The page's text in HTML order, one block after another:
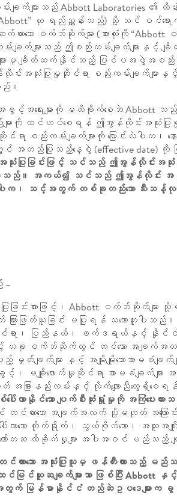
ျက်များသည် Abbott Laboratories
ဟု ရည်ညွှန်းသည်) သို့ သင် ဝင်ရ
က်ထားသော ဝက်ဘ်ဆိုက်များ (အားလုံးကို
ျက်များသည် ဤစည်းကမ်းချက်များနှင့်
ျားမှ ချိတ်ဆက်နိုင်သည့် ပြင်ပအဖွဲ့အစ
အသုံးပြုမှုဆိုင်ရာ စည်းကမ်းချက်များနှ
ည်။
ေးများကို မထိခိုက်စေဘဲ Abbott သည် နည်
ပ်နည်းများကို ထင်ဟပ်စေရန် ဤအွန်လိုင်း
းကမ်းချက်များကို ပြောင်းလဲပါက၊ နော
အတည်ပြုသည့်နေ့စွဲ (effective date) ကို
သုံးပြုခြင်းဖြင့် သင်သည် ဤအွန်လိုင်းအသုံ
ပါသည်။ အကယ်၍ သင်သည် ဤအွန်လိုင်း အသုံး
က၊ သင့်အတွက် တစ်ခုတည်းသော သီးသန့်လု
–
ခြင်းအားဖြင့်၊ Abbott ဝက်ဘ်ဆိုက်များ
ြားဖြတ်ယူခြင်း မပြုရန် သဘောတူပါသည်
င်ရာ၊ ပြည်နယ်၊ ဖက်ဒရယ်နှင့် နိုင်ငံတက
ြင့် ယခု ဝက်ဘ်ဆိုက်တွင် တင်သော အချက်အ
မှတ်ချက်များ နှင့် အမျိုးမျိုးသောအာမခံ
ချိုးဖောက်မှုဆိုင်ရာ အာမခံချက်မျာ
ခြားနည်းလမ်းနှင့် လိုက်လျောညီထွေရှိ
ါ်လာနိုင်သော ပျက်စီးဆုံးရှုံးမှုကို အကြံပေးထာ
ားသော အချက်အလက် သို့မဟုတ် အကြောင်
ာသော တိုက်ရိုက်၊ သွယ်ဝိုက်သော၊ အထူးအကျိုးဆ
တော်တဆ ထိခိုက်မှုများ အပါအဝင် မည်သည့်
သော အသုံးပြုသူမှ ဖန်တီးထားသည့် မည်သည့်
င်မြင်ယူဆချက်များသာ ဖြစ်ပြီး Abbott နှ
မြန်မာနိုင်ငံ တည်ဆဲဥပဒေများက ခွင့်